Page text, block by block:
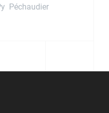
Péchaudier